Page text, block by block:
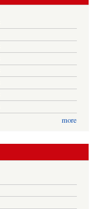
more